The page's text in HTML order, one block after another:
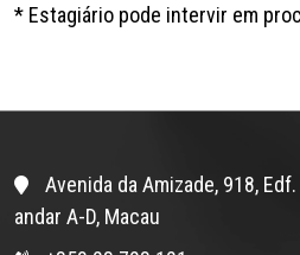
* Estagiário pode intervir em
Avenida da Amizade, 918,
andar A-D, Macau